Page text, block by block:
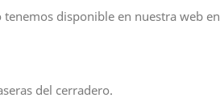
disponible en nuestra web en
del cerradero.